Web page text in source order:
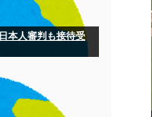
本人審判も接待受